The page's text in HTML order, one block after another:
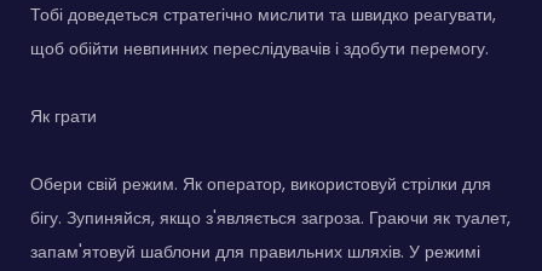
Тобі доведеться стратегічно мислити та швидко реагувати,
щоб обійти невпинних переслідувачів і здобути перемогу.
Як грати
Обери свій режим. Як оператор, використовуй стрілки для
бігу. Зупиняйся, якщо з'являється загроза. Граючи як туалет,
запам'ятовуй шаблони для правильних шляхів. У режимі